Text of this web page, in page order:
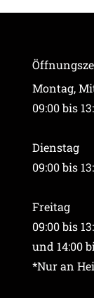
Montag,
09:00 bis
Dienstag
09:00 bis
Freitag
09:00 bis
und 14:00
*Nur an